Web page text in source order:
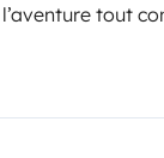
tout
en toute
moderne,